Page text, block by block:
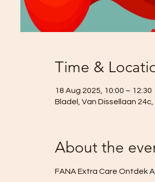
Time &
18 Aug 2025, 10:00 – 12:30
Bladel, Van Dissellaan
About the
FANA Extra Care Ontdek